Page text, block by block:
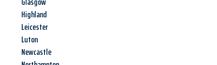
Highland
Leicester
Luton
Newcastle